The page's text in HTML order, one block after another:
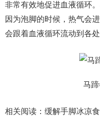
非常有效地促进血液循环
因为泡脚的时候，热气会
会跟着血液循环流动到各
马
相关阅读：缓解手脚冰凉